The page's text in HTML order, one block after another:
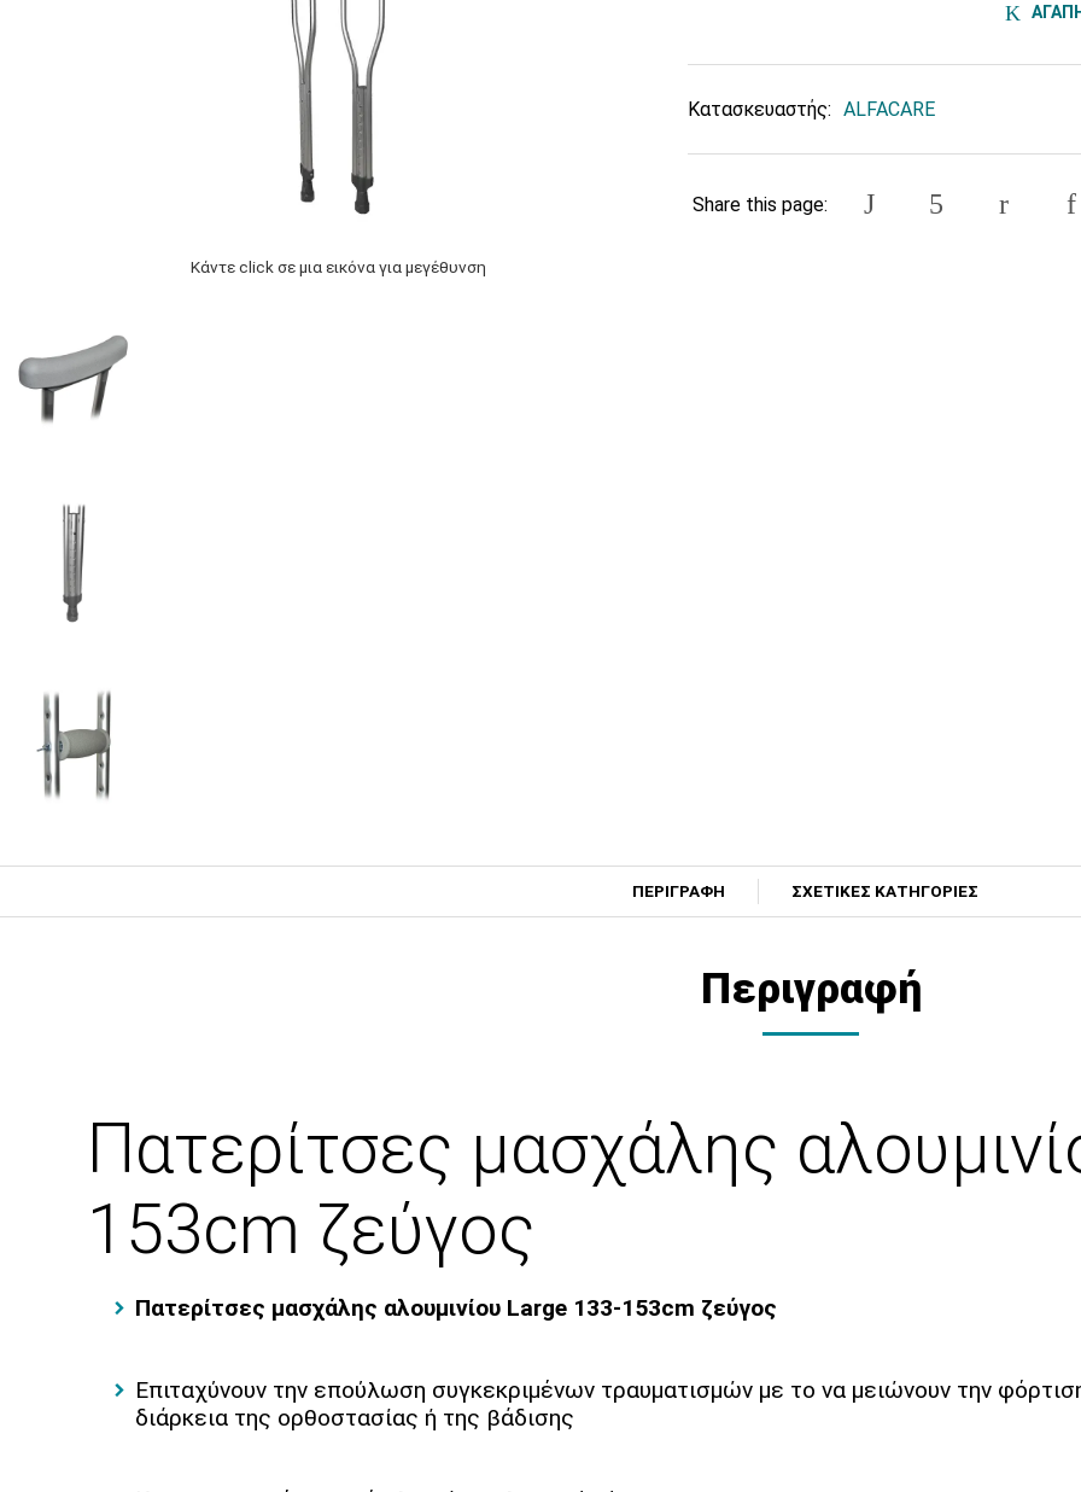
Κάντε click σε μια εικόνα για μεγέθυνση
Κατασκευαστής: ALFACARE
Share this page:
ΠΕΡΙΓΡΑΦΗ ΣΧΕΤΙΚΕΣ ΚΑΤΗΓΟΡΙΕΣ
Περιγραφή
Πατερίτσες μασχάλης
153cm ζεύγος
Πατερίτσες μασχάλης αλουμινίου Large 133-153cm ζεύγος
Επιταχύνουν την επούλωση συγκεκριμένων τραυματισμών με το να μειώνουν την
διάρκεια της ορθοστασίας ή της βάδισης